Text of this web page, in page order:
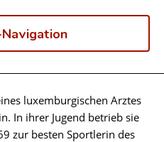
luxemburgischen Arztes
In ihrer Jugend betrieb sie
zur besten Sportlerin des